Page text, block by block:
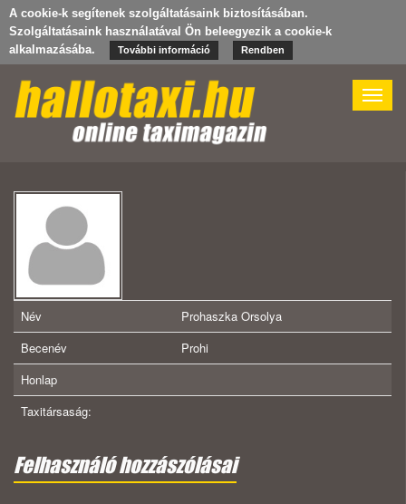
A cookie-k segítenek szolgáltatásaink biztosításában.
Szolgáltatásaink használatával Ön beleegyezik a cookie-k
alkalmazásába.
További információ Rendben
Toggle
Név
Prohaszka Orsolya
Becenév
Prohi
Honlap
Taxitársaság:
Felhasználó hozzászólásai